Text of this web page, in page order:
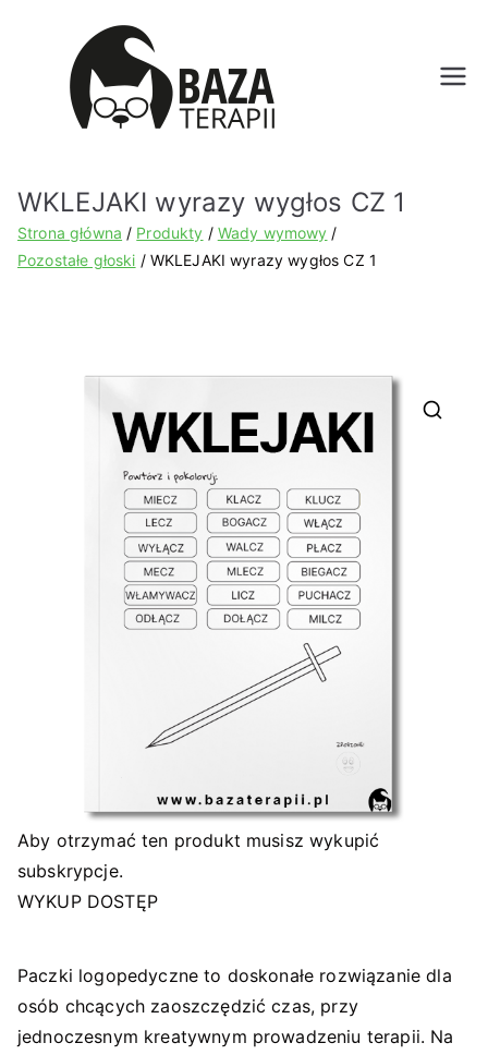
Bazat
pl
WKLEJAKI wyrazy wygłos CZ 1
Strona główna Produkty
Wady wymowy
Pozostałe głoski
WKLEJAKI wyrazy wygłos CZ 1
Aby otrzymać ten produkt musisz wykupić
subskrypcje.
WYKUP DOSTĘP
Paczki logopedyczne to doskonałe rozwiązanie dla
osób chcących zaoszczędzić czas, przy
jednoczesnym kreatywnym prowadzeniu terapii. Na